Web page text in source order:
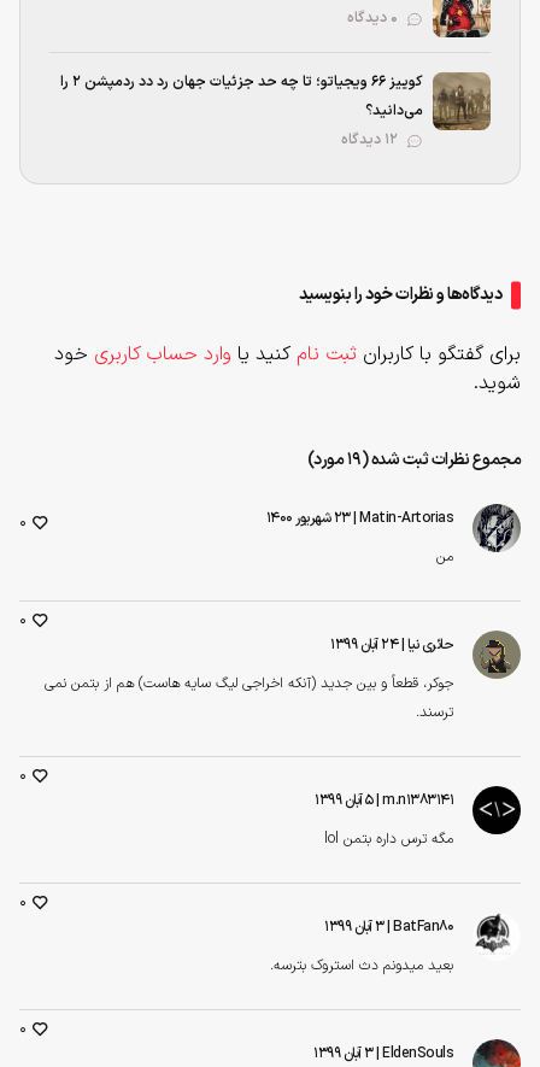
کوییز ۶۶ ویجیاتو؛ تا چه حد جزئیات جهان رد دد ردمپشن ۲ را
می‌دانید؟
دیدگاه‌ها و نظرات خود را بنویسید
برای گفتگو با کاربران ثبت نام کنید یا وارد حساب کاربری خود
شوید.
مجموع نظرات ثبت شده (19 مورد)
Matin-Artorias | ۲۳ شهریور ۱۴۰۰
من
0
حائری نیا | ۲۴ آبان ۱۳۹۹
جوکر، قطعاً و بین جدید (آنکه اخراجی لیگ سایه هاست) هم از بتمن نمی
ترسند.
0
m.n1383141 | ۵ آبان ۱۳۹۹
مگه ترس داره بتمن lol
0
BatFan80 | ۳ آبان ۱۳۹۹
بعید میدونم دث استروک بترسه.
0
EldenSouls | ۳ آبان ۱۳۹۹
0